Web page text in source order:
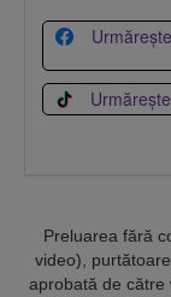
Urmărește
Urmărește
Preluarea fără
video),
aprobată de către